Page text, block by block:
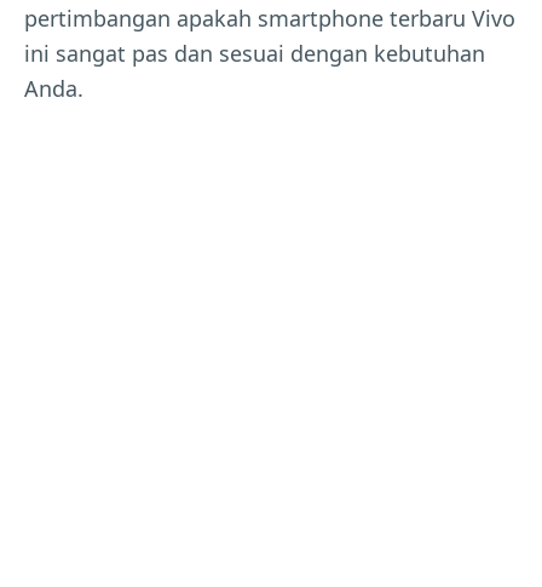
pertimbangan apakah smartphone terbaru Vivo
ini sangat pas dan sesuai dengan kebutuhan
Anda.